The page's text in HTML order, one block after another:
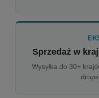
Sprzedaż w
Wysyłka do 30+